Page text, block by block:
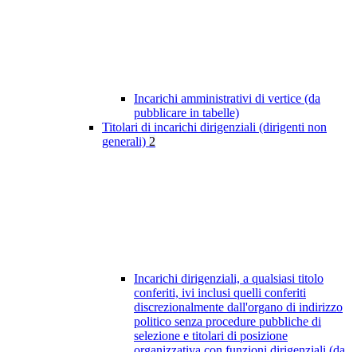
Incarichi amministrativi di vertice (da
pubblicare in tabelle)
Titolari di incarichi dirigenziali (dirigenti non
generali) 2
Incarichi dirigenziali, a qualsiasi titolo
conferiti, ivi inclusi quelli conferiti
discrezionalmente dall'organo di indirizzo
politico senza procedure pubbliche di
selezione e titolari di posizione